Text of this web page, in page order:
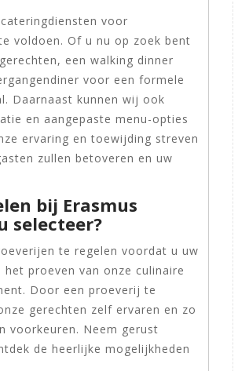
voor
voldoen. Of u nu op zoek bent
een walking dinner
voor een formele
Daarnaast kunnen wij ook
en aangepaste menu-opties
ervaring en toewijding streven
zullen betoveren en uw
bij Erasmus
selecteer?
te regelen voordat u uw
proeven van onze culinaire
Door een proeverij te
gerechten zelf ervaren en zo
voorkeuren. Neem gerust
de heerlijke mogelijkheden